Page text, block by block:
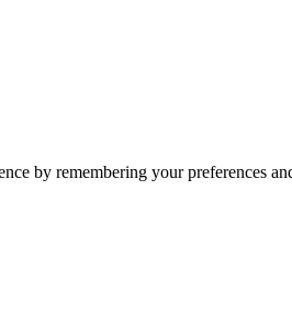
by remembering your